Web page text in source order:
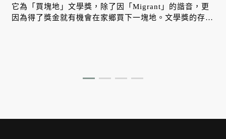
它為「買塊地」文學獎，除了因「Migrant」的諧音，更
因為得了獎金就有機會在家鄉買下一塊地。文學獎的存在